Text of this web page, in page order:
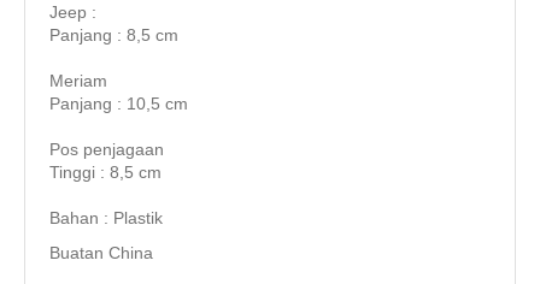
Jeep :
Panjang : 8,5 cm
Meriam
Panjang : 10,5 cm
Pos penjagaan
Tinggi : 8,5 cm
Bahan : Plastik
Buatan China